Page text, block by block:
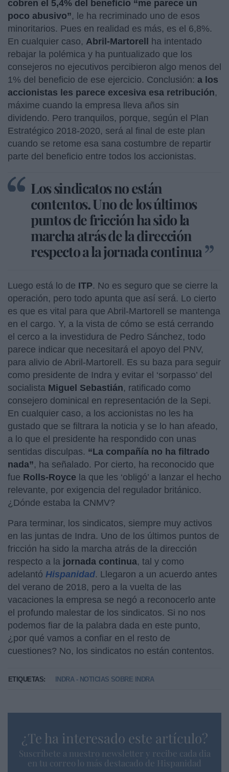
cobren el 5,4% del beneficio “me parece un
poco abusivo”, le ha recriminado uno de esos
minoritarios. Pues en realidad es más, es el 6,8%.
En cualquier caso, Abril-Martorell ha intentado
rebajar la polémica y ha puntualizado que los
consejeros no ejecutivos percibieron algo menos del
1% del beneficio de ese ejercicio. Conclusión: a los
accionistas les parece excesiva esa retribución,
máxime cuando la empresa lleva años sin
dividendo. Pero tranquilos, porque, según el Plan
Estratégico 2018-2020, será al final de este plan
cuando se retome esa sana costumbre de repartir
parte del beneficio entre todos los accionistas.
Los sindicatos no están
contentos. Uno de los últimos
puntos de fricción ha sido la
marcha atrás de la dirección
respecto a la jornada continua
Luego está lo de ITP. No es seguro que se cierre la
operación, pero todo apunta que así será. Lo cierto
es que es vital para que Abril-Martorell se mantenga
en el cargo. Y, a la vista de cómo se está cerrando
el cerco a la investidura de Pedro Sánchez, todo
parece indicar que necesitará el apoyo del PNV,
para alivio de Abril-Martorell. Es su baza para seguir
como presidente de Indra y evitar el ‘sorpasso’ del
socialista Miguel Sebastián, ratificado como
consejero dominical en representación de la Sepi.
En cualquier caso, a los accionistas no les ha
gustado que se filtrara la noticia y se lo han afeado,
a lo que el presidente ha respondido con unas
sentidas disculpas. “La compañía no ha filtrado
nada”, ha señalado. Por cierto, ha reconocido que
fue Rolls-Royce la que les ‘obligó’ a lanzar el hecho
relevante, por exigencia del regulador británico.
¿Dónde estaba la CNMV?
Para terminar, los sindicatos, siempre muy activos
en las juntas de Indra. Uno de los últimos puntos de
fricción ha sido la marcha atrás de la dirección
respecto a la jornada continua, tal y como
adelantó Hispanidad. Llegaron a un acuerdo antes
del verano de 2018, pero a la vuelta de las
vacaciones la empresa se negó a reconocerlo ante
el profundo malestar de los sindicatos. Si no nos
podemos fiar de la palabra dada en este punto,
¿por qué vamos a confiar en el resto de
cuestiones? No, los sindicatos no están contentos.
ETIQUETAS: INDRA - NOTICIAS SOBRE INDRA
¿Te ha interesado este artículo?
Suscríbete a nuestro newsletter y recibe cada dia
en tu correo lo más destacado de Hispanidad